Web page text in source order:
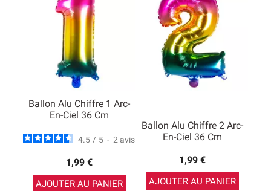
Ballon Alu Chiffre 1 Arc-
En-Ciel 36 Cm
4.5 / 5 - 2 avis
1,99 €
AJOUTER AU PANIER
Ballon Alu Chiffre 2 Arc-
En-Ciel 36 Cm
1,99 €
AJOUTER AU PANIER